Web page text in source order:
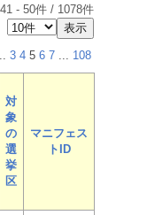
41 - 50件 / 1078件
3 4 5 6 7 ... 108
対
象
の
選
挙
区
マニフェス
トID